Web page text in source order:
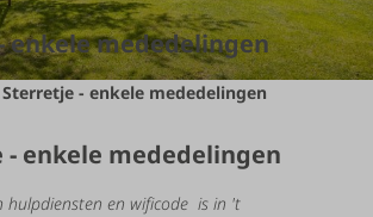
enkele mededelingen
- enkele mededelingen
enkele mededelingen
hulpdiensten en wificode is in 't